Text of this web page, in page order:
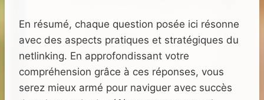
En résumé, chaque question posée ici résonne
avec des aspects pratiques et stratégiques du
netlinking. En approfondissant votre
compréhension grâce à ces réponses, vous
serez mieux armé pour naviguer avec succès